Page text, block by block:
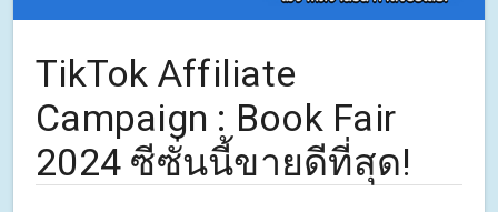
TikTok Affiliate
Campaign : Book Fair
2024 ซีซั่นนี้ขายดีที่สุด!